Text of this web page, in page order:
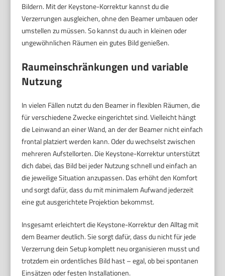
Bildern. Mit der Keystone-Korrektur kannst du die
Verzerrungen ausgleichen, ohne den Beamer umbauen oder
umstellen zu müssen. So kannst du auch in kleinen oder
ungewöhnlichen Räumen ein gutes Bild genießen.
Raumeinschränkungen und variable
Nutzung
In vielen Fällen nutzt du den Beamer in flexiblen Räumen, die
für verschiedene Zwecke eingerichtet sind. Vielleicht hängt
die Leinwand an einer Wand, an der der Beamer nicht einfach
frontal platziert werden kann. Oder du wechselst zwischen
mehreren Aufstellorten. Die Keystone-Korrektur unterstützt
dich dabei, das Bild bei jeder Nutzung schnell und einfach an
die jeweilige Situation anzupassen. Das erhöht den Komfort
und sorgt dafür, dass du mit minimalem Aufwand jederzeit
eine gut ausgerichtete Projektion bekommst.
Insgesamt erleichtert die Keystone-Korrektur den Alltag mit
dem Beamer deutlich. Sie sorgt dafür, dass du nicht für jede
Verzerrung dein Setup komplett neu organisieren musst und
trotzdem ein ordentliches Bild hast – egal, ob bei spontanen
Einsätzen oder festen Installationen.